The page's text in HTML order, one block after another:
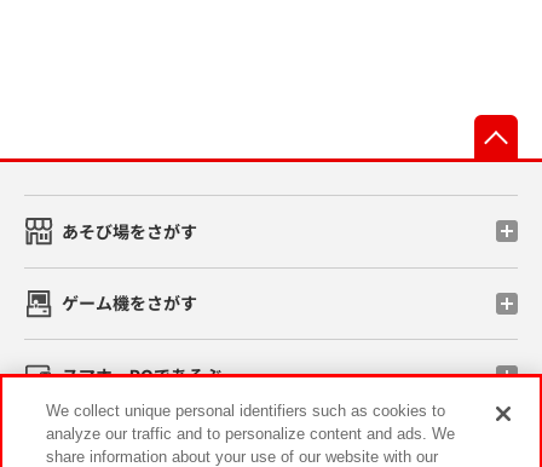
あそび場をさがす
ゲーム機をさがす
スマホ・PCであそぶ
イベント・キャンペーン
We collect unique personal identifiers such as cookies to
analyze our traffic and to personalize content and ads. We
share information about your use of our website with our